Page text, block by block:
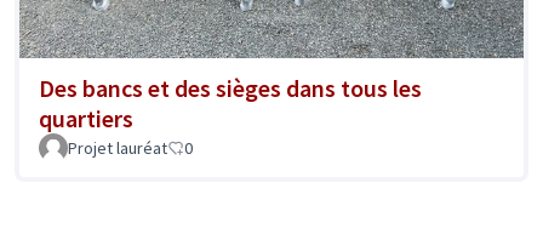
Des bancs et des sièges dans tous les
quartiers
Projet lauréat 0